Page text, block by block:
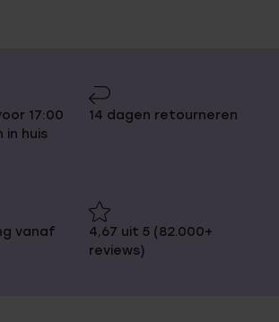
17:00
in huis
14 dagen retourneren
vanaf
4,67 uit 5 (82.000+
reviews)